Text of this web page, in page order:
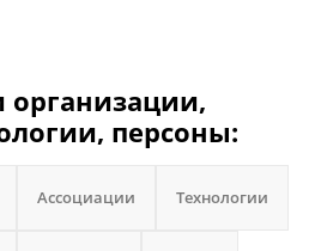
организации,
персоны:
Ассоциации Технологии